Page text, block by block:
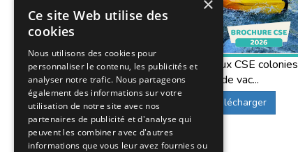
Offres aux CSE colonies
de vac...
Télécharger
Ce site Web utilise des
cookies
Nous utilisons des cookies pour
personnaliser le contenu, les publicités et
analyser notre trafic. Nous partageons
également des informations sur votre
utilisation de notre site avec nos
partenaires de publicité et d'analyse qui
peuvent les combiner avec d'autres
informations que vous leur avez fournies ou